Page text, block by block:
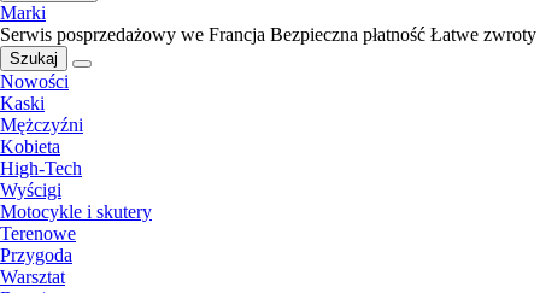
Marki
Serwis posprzedażowy we Francja Bezpieczna płatność Łatwe zwroty
Szukaj
Nowości
Kaski
Mężczyźni
Kobieta
High-Tech
Wyścigi
Motocykle i skutery
Terenowe
Przygoda
Warsztat